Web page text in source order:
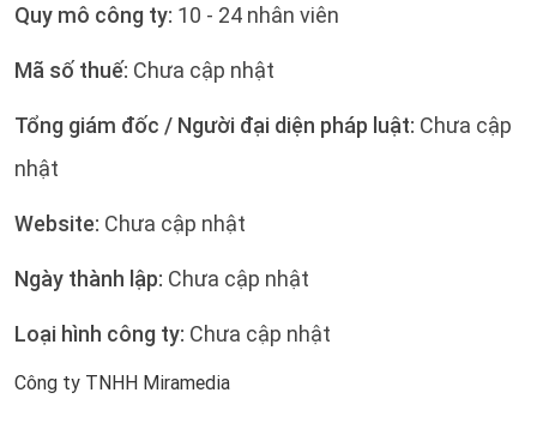
Quy mô công ty: 10 - 24 nhân viên
Mã số thuế: Chưa cập nhật
Tổng giám đốc / Người đại diện pháp luật: Chưa cập
nhật
Website: Chưa cập nhật
Ngày thành lập: Chưa cập nhật
Loại hình công ty: Chưa cập nhật
Công ty TNHH Miramedia